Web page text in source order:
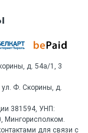
д. 54а/1, 3
ул. Ф. Скорины, д.
381594, УНП:
Мингорисполком.
для связи с